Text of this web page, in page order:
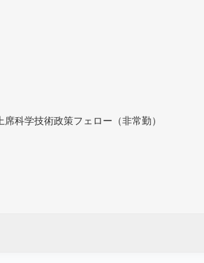
科学技術政策フェロー（非常勤）